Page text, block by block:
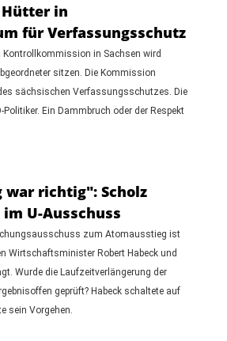
in
für Verfassungsschutz
Kontrollkommission in Sachsen wird
sitzen. Die Kommission
sächsischen Verfassungsschutzes. Die
Ein Dammbruch oder der Respekt
richtig": Scholz
U-Ausschuss
zum Atomausstieg ist
Wirtschaftsminister Robert Habeck und
Wurde die Laufzeitverlängerung der
geprüft? Habeck schaltete auf
sein Vorgehen.